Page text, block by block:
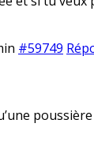
#59749